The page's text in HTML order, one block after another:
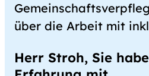
über die Arbeit mit
Herr Stroh, Sie